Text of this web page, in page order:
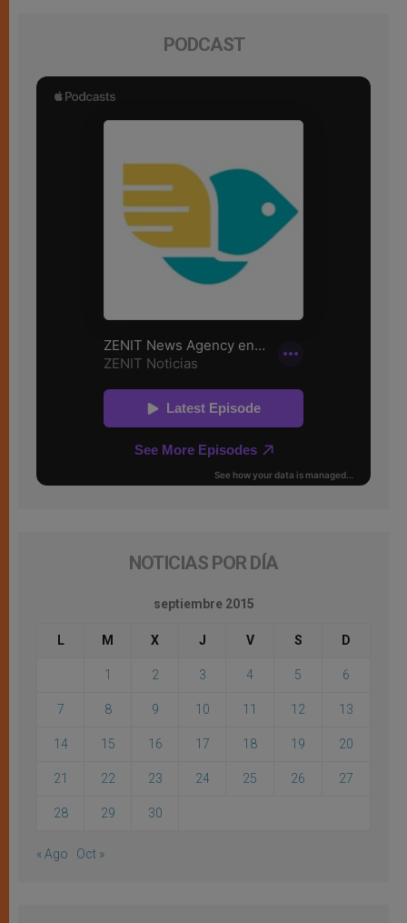
PODCAST
NOTICIAS POR DÍA
septiembre 2015
L M X J V S D
1 2 3 4 5 6
7 8 9 10 11 12 13
14 15 16 17 18 19 20
21 22 23 24 25 26 27
28 29 30
« Ago Oct »